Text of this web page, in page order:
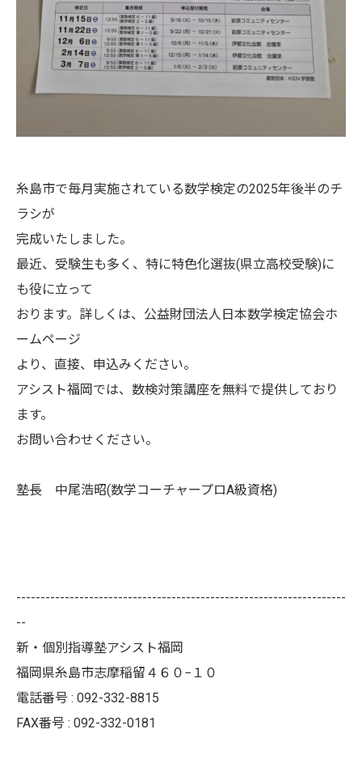
糸島市で毎月実施されている数学検定の2025年後半のチ
ラシが
完成いたしました。
最近、受験生も多く、特に特色化選抜(県立高校受験)に
も役に立って
おります。詳しくは、公益財団法人日本数学検定協会ホ
ームページ
より、直接、申込みください。
アシスト福岡では、数検対策講座を無料で提供しており
ます。
お問い合わせください。
塾長 中尾浩昭(数学コーチャープロA級資格)
--------------------------------------------------------------------
--
新・個別指導塾アシスト福岡
福岡県糸島市志摩稲留４６０−１０
電話番号 : 092-332-8815
FAX番号 : 092-332-0181